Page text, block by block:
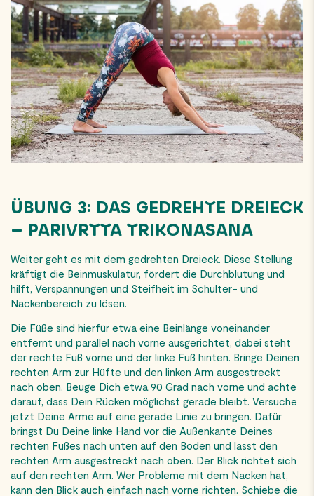
ÜBUNG 3: DAS GEDREHTE DREIECK
– PARIVRTTA TRIKONASANA
Weiter geht es mit dem gedrehten Dreieck. Diese Stellung
kräftigt die Beinmuskulatur, fördert die Durchblutung und
hilft, Verspannungen und Steifheit im Schulter- und
Nackenbereich zu lösen.
Die Füße sind hierfür etwa eine Beinlänge voneinander
entfernt und parallel nach vorne ausgerichtet, dabei steht
der rechte Fuß vorne und der linke Fuß hinten. Bringe Deinen
rechten Arm zur Hüfte und den linken Arm ausgestreckt
nach oben. Beuge Dich etwa 90 Grad nach vorne und achte
darauf, dass Dein Rücken möglichst gerade bleibt. Versuche
jetzt Deine Arme auf eine gerade Linie zu bringen. Dafür
bringst Du Deine linke Hand vor die Außenkante Deines
rechten Fußes nach unten auf den Boden und lässt den
rechten Arm ausgestreckt nach oben. Der Blick richtet sich
auf den rechten Arm. Wer Probleme mit dem Nacken hat,
kann den Blick auch einfach nach vorne richten. Schiebe die